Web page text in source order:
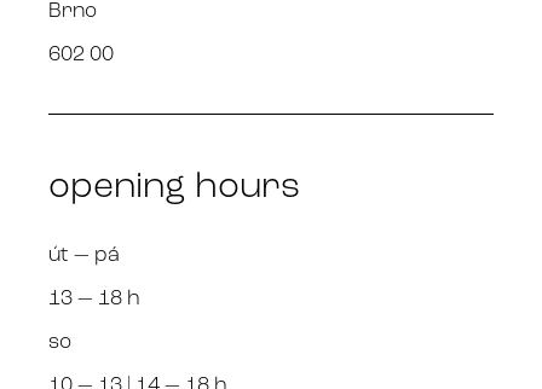
Brno
602 00
opening hours
út — pá
13 — 18 h
so